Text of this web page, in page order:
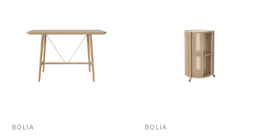
BOLIA BOLIA